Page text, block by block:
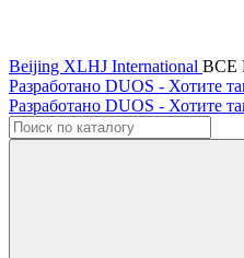
Beijing XLHJ International ВСЕ
Разработано DUOS - Хотите
Разработано DUOS - Хотите